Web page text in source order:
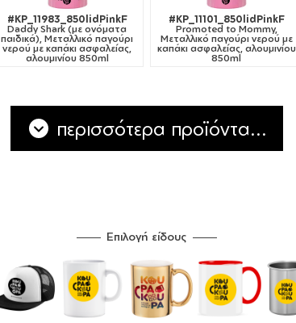
#KP_11983_850lidPinkF
Daddy Shark (με ονόματα
παιδικά), Μεταλλικό παγούρι
νερού με καπάκι ασφαλείας,
αλουμινίου 850ml
#KP_11101_850lidPinkF
Promoted to Mommy,
Μεταλλικό παγούρι νερού με
καπάκι ασφαλείας, αλουμινίου
850ml
περισσότερα προϊόντα...
Επιλογή είδους